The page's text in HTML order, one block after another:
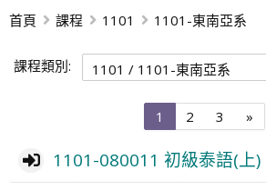
正體中文 ‎(zh_tw)‎
搜
尋
程
首頁 課程 1101 1101-東南亞系
課程類別:
1
1
頁
2第
2
頁
3
3
頁
»下
一
頁
1101-080011 初級泰語(上)